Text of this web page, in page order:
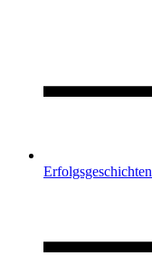
Erfolgsgeschichten